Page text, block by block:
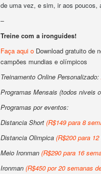
de uma vez, e sim, ir aos poucos,
–
Treine com a ironguides!
Faça aqui o Download gratuito de
campões mundias e olímpicos
Treinamento Online Personalizado:
Programas Mensais (todos niveis
Programas por eventos:
Distancia Short (R$149 para 8
Distancia Olimpica (R$200 para 12
Meio Ironman (R$290 para 16
Ironman (R$450 por 20 semanas